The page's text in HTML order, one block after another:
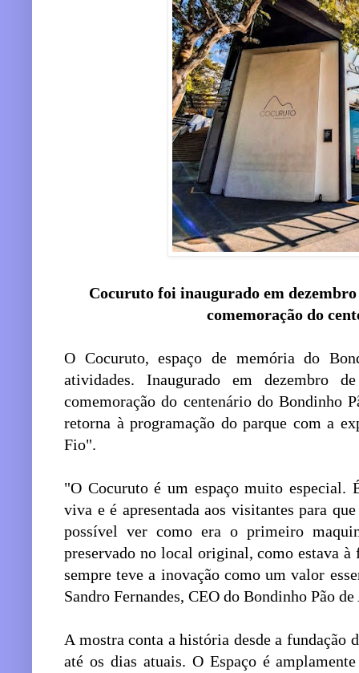
Cocuruto foi inaugurado em dezembro
comemoração do
O Cocuruto, espaço de memória do
atividades. Inaugurado em dezembro
comemoração do centenário do Bondinho
retorna à programação do parque com a
Fio".
"O Cocuruto é um espaço muito especial.
viva e é apresentada aos visitantes para
possível ver como era o primeiro
preservado no local original, como estava à
sempre teve a inovação como um valor
Sandro Fernandes, CEO do Bondinho Pão de
A mostra conta a história desde a fundação
até os dias atuais. O Espaço é